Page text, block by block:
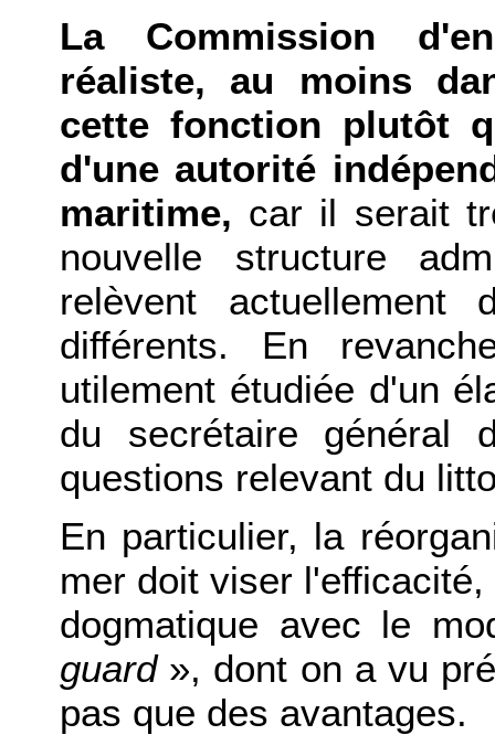
La Commission
réaliste, au moins
cette fonction plutôt
d'une autorité
maritime, car il serait
nouvelle structure
relèvent
différents. En
utilement étudiée d'un
du secrétaire général
questions relevant du
En particulier, la
mer doit viser
dogmatique avec le
guard», dont on a vu
pas que des avantages.